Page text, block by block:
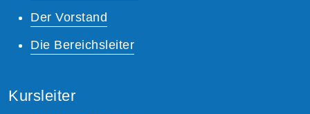
Der Vorstand
Die Bereichsleiter
Kursleiter